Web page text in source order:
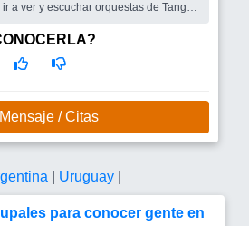
a ver y escuchar orquestas de Tango,
para salir, encontarnos con un señor .
compañero de vida y disfrutar juntos
vida nos depare.
/ Citas
Uruguay
para conocer gente en